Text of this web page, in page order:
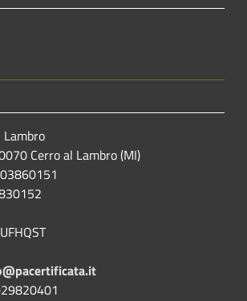
Lambro
Cerro al Lambro (MI)